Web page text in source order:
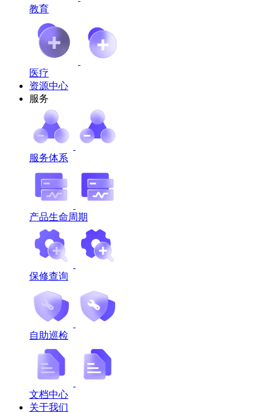
教育
医疗
资源中心
服务
服务体系
产品生命周期
保修查询
自助巡检
文档中心
关于我们